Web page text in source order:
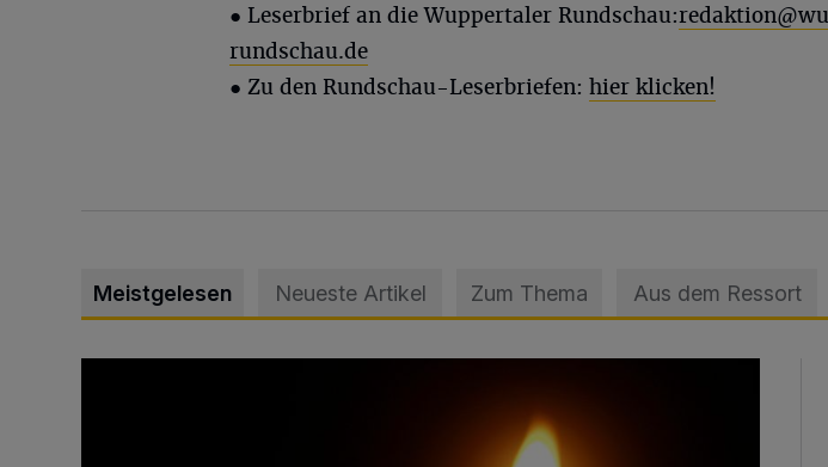
● Leserbrief an die Wuppertaler Rundschau:
rundschau.de
● Zu den Rundschau-Leserbriefen: hier klicken!
Meistgelesen Neueste Artikel Zum Thema Aus dem Ressort